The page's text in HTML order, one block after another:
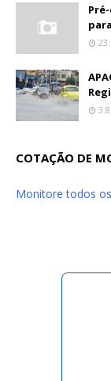
COTAÇÃO DE
Monitore todos